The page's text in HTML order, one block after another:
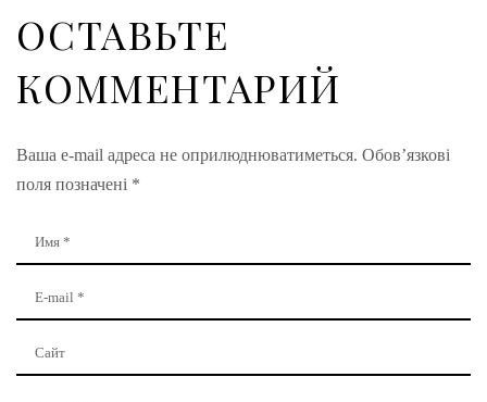
ОСТАВЬТЕ
КОММЕНТАРИЙ
Ваша e-mail адреса не оприлюднюватиметься. Обов’язкові
поля позначені *